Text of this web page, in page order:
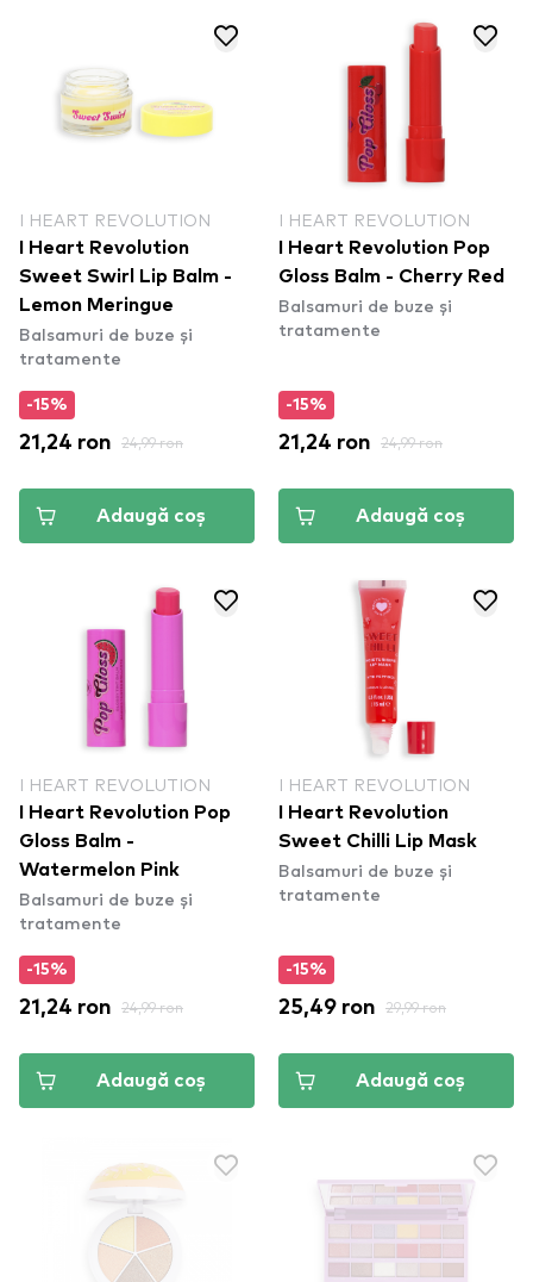
I HEART REVOLUTION
I Heart Revolution
Sweet Swirl Lip Balm -
Lemon Meringue
Balsamuri de buze și
tratamente
-15%
21,24 ron 24,99 ron
Adaugă coș
I HEART REVOLUTION
I Heart Revolution Pop
Gloss Balm - Cherry Red
Balsamuri de buze și
tratamente
-15%
21,24 ron 24,99 ron
Adaugă coș
I HEART REVOLUTION
I Heart Revolution Pop
Gloss Balm -
Watermelon Pink
Balsamuri de buze și
tratamente
-15%
21,24 ron 24,99 ron
Adaugă coș
I HEART REVOLUTION
I Heart Revolution
Sweet Chilli Lip Mask
Balsamuri de buze și
tratamente
-15%
25,49 ron 29,99 ron
Adaugă coș